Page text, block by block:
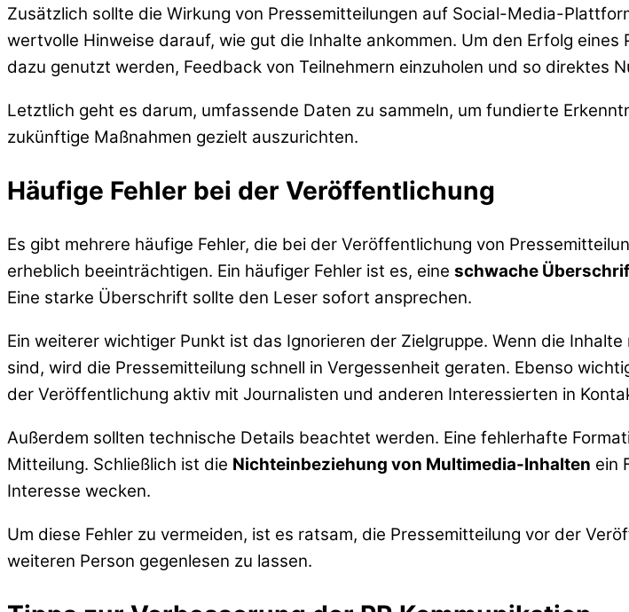
Zusätzlich sollte die Wirkung von Pressemitteilungen auf Social-Media-
wertvolle Hinweise darauf, wie gut die Inhalte ankommen. Um den Erfolg
dazu genutzt werden, Feedback von Teilnehmern einzuholen und so direktes
Letztlich geht es darum, umfassende Daten zu sammeln, um fundierte
zukünftige Maßnahmen gezielt auszurichten.
Häufige Fehler bei der Veröffentlichung
Es gibt mehrere häufige Fehler, die bei der Veröffentlichung von
erheblich beeinträchtigen. Ein häufiger Fehler ist es, eine schwache
Eine starke Überschrift sollte den Leser sofort ansprechen.
Ein weiterer wichtiger Punkt ist das Ignorieren der Zielgruppe. Wenn die
sind, wird die Pressemitteilung schnell in Vergessenheit geraten. Ebenso
der Veröffentlichung aktiv mit Journalisten und anderen Interessierten in
Außerdem sollten technische Details beachtet werden. Eine fehlerhafte
Mitteilung. Schließlich ist die Nichteinbeziehung von Multimedia-Inhalten ein
Interesse wecken.
Um diese Fehler zu vermeiden, ist es ratsam, die Pressemitteilung vor der
weiteren Person gegenlesen zu lassen.